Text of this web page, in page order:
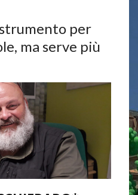
per
ma serve più